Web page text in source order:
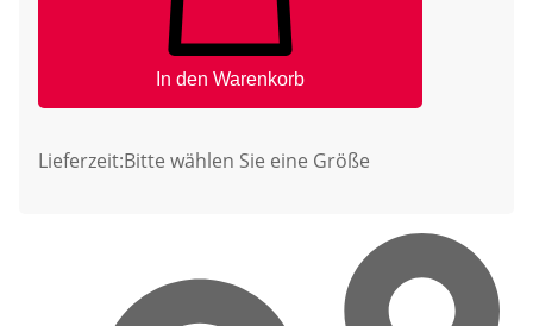
In den Warenkorb
Lieferzeit:Bitte wählen Sie eine Größe